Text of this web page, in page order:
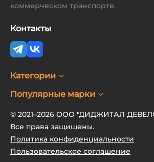
коммерческом транспорте.
Контакты
Категории
Популярные марки
© 2021–2026 ООО "ДИДЖИТАЛ
Все права защищены.
Политика конфиденциальности
Пользовательское соглашение